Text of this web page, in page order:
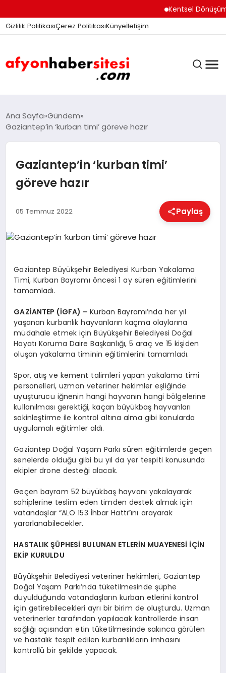
Kentsel Dönüşüm
Gizlilik PolitikasıÇerez PolitikasıKünyeİletişim
ANASAYFA
DÜNYA
MAGAZIN
SAĞLIK
SPOR
TEKNOLOJI
Ana Sayfa Gündem
Gaziantep’in ‘kurban timi’ göreve hazır
Gaziantep’in ‘kurban timi’
göreve hazır
05 Temmuz 2022 Paylaş
Gaziantep Büyükşehir Belediyesi Kurban Yakalama
Timi, Kurban Bayramı öncesi 1 ay süren eğitimlerini
tamamladı.
GAZİANTEP (İGFA) –Kurban Bayramı’nda her yıl
yaşanan kurbanlık hayvanların kaçma olaylarına
müdahale etmek için Büyükşehir Belediyesi Doğal
Hayatı Koruma Daire Başkanlığı, 5 araç ve 15 kişiden
oluşan yakalama timinin eğitimlerini tamamladı.
Spor, atış ve kement talimleri yapan yakalama timi
personelleri, uzman veteriner hekimler eşliğinde
uyuşturucu iğnenin hangi hayvanın hangi bölgelerine
kullanılması gerektiği, kaçan büyükbaş hayvanları
sakinleştirme ile kontrol altına alma gibi konularda
uygulamalı eğitimler aldı.
Gaziantep Doğal Yaşam Parkı süren eğitimlerde geçen
senelerde olduğu gibi bu yıl da yer tespiti konusunda
ekipler drone desteği alacak.
Geçen bayram 52 büyükbaş hayvanı yakalayarak
sahiplerine teslim eden timden destek almak için
vatandaşlar “ALO 153 İhbar Hattı”ını arayarak
yararlanabilecekler.
HASTALIK ŞÜPHESİ BULUNAN ETLERİN MUAYENESİ İÇİN
EKİP KURULDU
Büyükşehir Belediyesi veteriner hekimleri, Gaziantep
Doğal Yaşam Parkı’nda tüketilmesinde şüphe
duyulduğunda vatandaşların kurban etlerini kontrol
için getirebilecekleri ayrı bir birim de oluşturdu. Uzman
veterinerler tarafından yapılacak kontrollerde insan
sağlığı açısından etin tüketilmesinde sakınca görülen
ve hastalık tespit edilen kurbanlıkların imhasını
kontrollü bir şekilde yapacak.